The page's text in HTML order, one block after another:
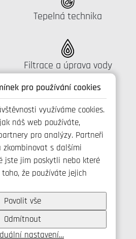
pro používání cookies
využíváme cookies.
náš web používáte,
pro analýzy. Partneři
s dalšími
jste jim poskytli nebo které
že používáte jejich
Povolit vše
Odmítnout
nastavení…
Katalog:
Tepelná technika
Katalog:
Filtrace a úprava vody
se s námi
173 965
osobních udajů
9, Podhořany, 277 51 Nelahozeves
DIČ: CZ45276935